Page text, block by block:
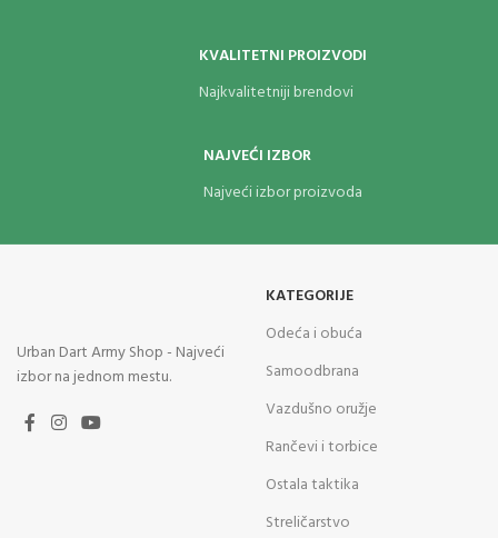
KVALITETNI PROIZVODI
Najkvalitetniji brendovi
NAJVEĆI IZBOR
Najveći izbor proizvoda
Urban Dart Army Shop - Najveći
izbor na jednom mestu.
KATEGORIJE
Odeća i obuća
Samoodbrana
Vazdušno oružje
Rančevi i torbice
Ostala taktika
Streličarstvo